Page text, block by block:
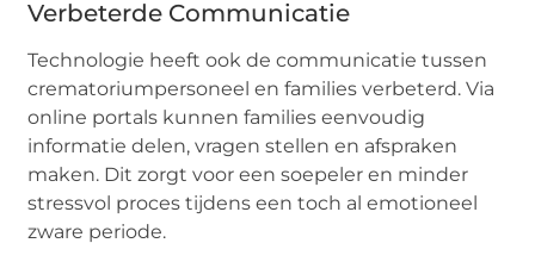
Verbeterde Communicatie
Technologie heeft ook de communicatie tussen
crematoriumpersoneel en families verbeterd. Via
online portals kunnen families eenvoudig
informatie delen, vragen stellen en afspraken
maken. Dit zorgt voor een soepeler en minder
stressvol proces tijdens een toch al emotioneel
zware periode.